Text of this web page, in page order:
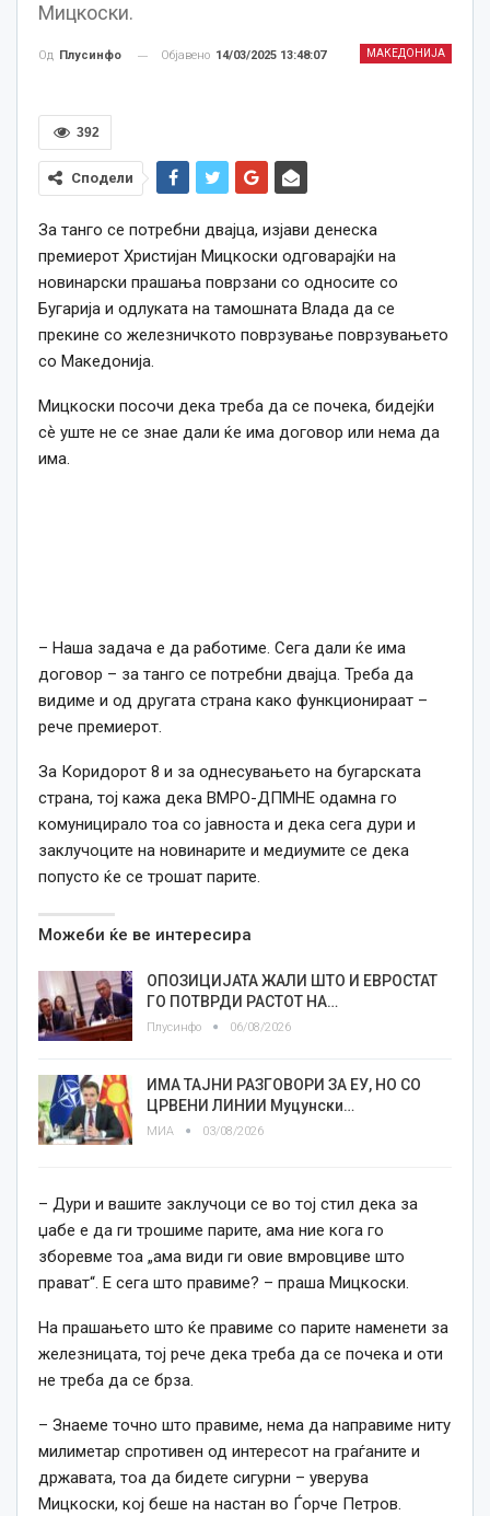
Мицкоски.
МАКЕДОНИЈА
Од Плусинфо Објавено 14/03/2025 13:48:07
392
Сподели
За танго се потребни двајца, изјави денеска
премиерот Христијан Мицкоски одговарајќи на
новинарски прашања поврзани со односите со
Бугарија и одлуката на тамошната Влада да се
прекине со железничкото поврзување поврзувањето
со Македонија.
Мицкоски посочи дека треба да се почека, бидејќи
сѐ уште не се знае дали ќе има договор или нема да
има.
– Наша задача е да работиме. Сега дали ќе има
договор – за танго се потребни двајца. Треба да
видиме и од другата страна како функционираат –
рече премиерот.
За Коридорот 8 и за однесувањето на бугарската
страна, тој кажа дека ВМРО-ДПМНЕ одамна го
комуницирало тоа со јавноста и дека сега дури и
заклучоците на новинарите и медиумите се дека
попусто ќе се трошат парите.
Можеби ќе ве интересира
ОПОЗИЦИЈАТА ЖАЛИ ШТО И ЕВРОСТАТ
ГО ПОТВРДИ РАСТОТ НА…
Плусинфо 06/08/2026
ИМА ТАЈНИ РАЗГОВОРИ ЗА ЕУ, НО СО
ЦРВЕНИ ЛИНИИ Муцунски…
МИА 03/08/2026
– Дури и вашите заклучоци се во тој стил дека за
џабе е да ги трошиме парите, ама ние кога го
зборевме тоа „ама види ги овие вмровциве што
прават“. Е сега што правиме? – праша Мицкоски.
На прашањето што ќе правиме со парите наменети за
железницата, тој рече дека треба да се почека и оти
не треба да се брза.
– Знаеме точно што правиме, нема да направиме ниту
милиметар спротивен од интересот на граѓаните и
државата, тоа да бидете сигурни – уверува
Мицкоски, кој беше на настан во Ѓорче Петров.